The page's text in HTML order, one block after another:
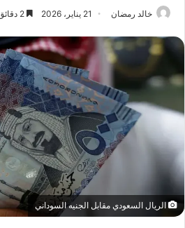
خالد رمضان 21 يناير، 2026
الريال السعودي مقابل الجنيه السوداني